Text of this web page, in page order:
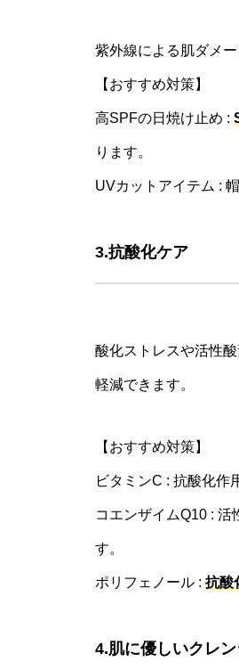
紫外線による肌ダメ
【おすすめ対策】
高SPFの日焼け止め :
ります。
UVカットアイテム :
3.抗酸化ケア
酸化ストレスや活性
軽減できます。
【おすすめ対策】
ビタミンC : 抗酸化作
コエンザイムQ10 :
す。
ポリフェノール : 抗酸
4.肌に優しいクレ